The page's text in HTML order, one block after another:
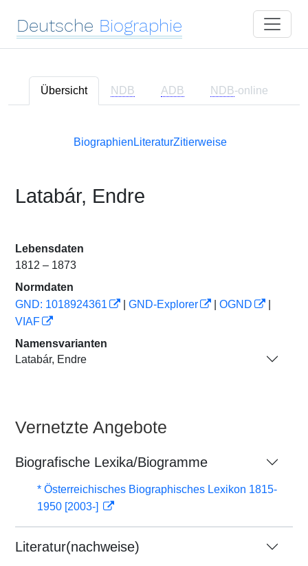
Deutsche Biographie
Übersicht NDB ADB NDB-online
Biographien LiteraturZitierweise
Latabár, Endre
Lebensdaten
1812 – 1873
Normdaten
GND: 1018924361
GND-Explorer OGND
VIAF
Namensvarianten
Latabár, Endre
Vernetzte Angebote
Biografische Lexika/Biogramme
* Österreichisches Biographisches Lexikon 1815-
1950 [2003-]
Literatur(nachweise)